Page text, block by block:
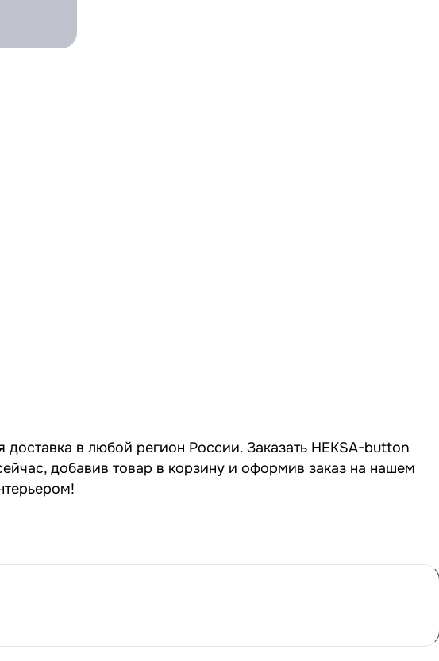
в любой регион России. Заказать HEKSA-button
добавив товар в корзину и оформив заказ на нашем